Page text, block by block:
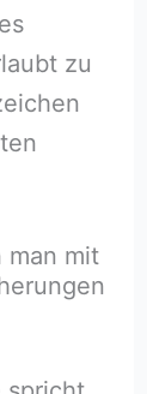
zu
man mit